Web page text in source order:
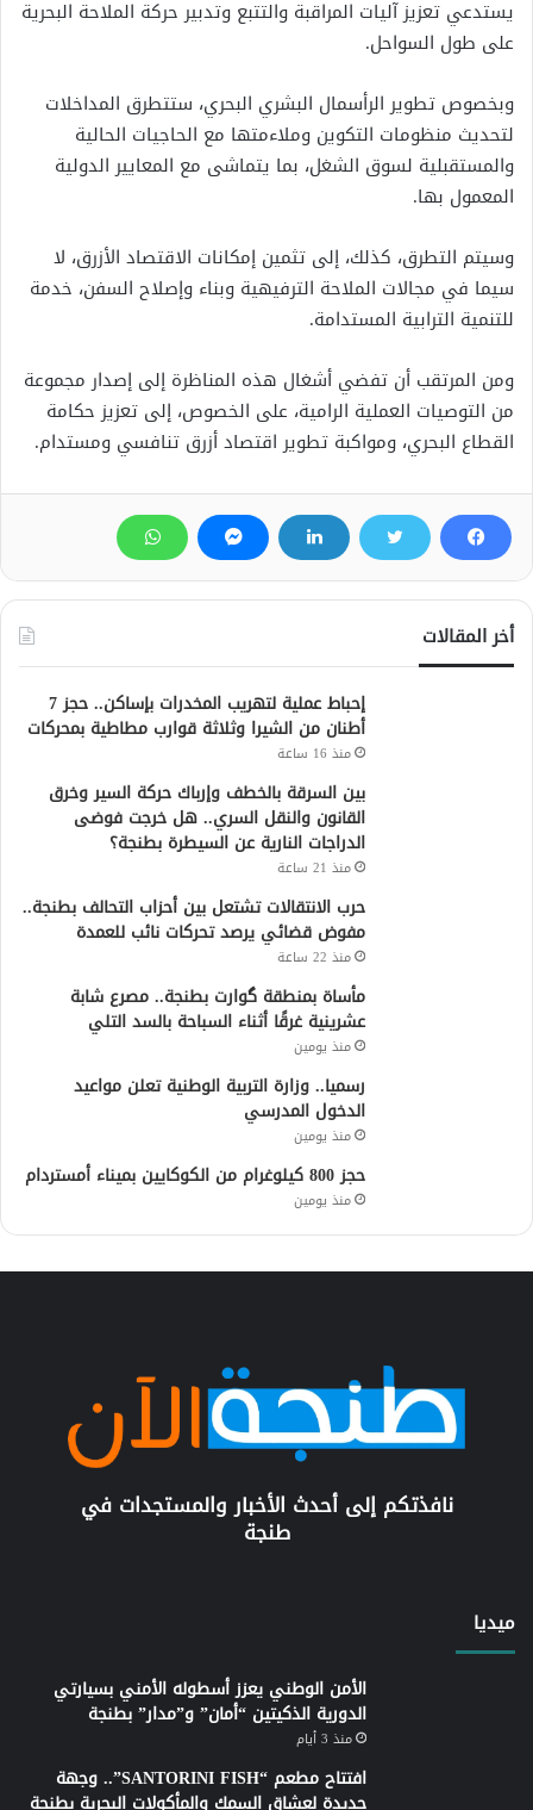
يستدعي تعزيز آليات المراقبة والتتبع وتدبير حركة الملاحة البحرية
على طول السواحل.
وبخصوص تطوير الرأسمال البشري البحري، ستتطرق المداخلات
لتحديث منظومات التكوين وملاءمتها مع الحاجيات الحالية
والمستقبلية لسوق الشغل، بما يتماشى مع المعايير الدولية
المعمول بها.
وسيتم التطرق، كذلك، إلى تثمين إمكانات الاقتصاد الأزرق، لا
سيما في مجالات الملاحة الترفيهية وبناء وإصلاح السفن، خدمة
للتنمية الترابية المستدامة.
ومن المرتقب أن تفضي أشغال هذه المناظرة إلى إصدار مجموعة
من التوصيات العملية الرامية، على الخصوص، إلى تعزيز حكامة
القطاع البحري، ومواكبة تطوير اقتصاد أزرق تنافسي ومستدام.
أخر المقالات
إحباط عملية لتهريب المخدرات بإساكن.. حجز 7
أطنان من الشيرا وثلاثة قوارب مطاطية بمحركات
منذ 16 ساعة
بين السرقة بالخطف وإرباك حركة السير وخرق
القانون والنقل السري.. هل خرجت فوضى
الدراجات النارية عن السيطرة بطنجة؟
منذ 21 ساعة
حرب الانتقالات تشتعل بين أحزاب التحالف بطنجة..
مفوض قضائي يرصد تحركات نائب للعمدة
منذ 22 ساعة
مأساة بمنطقة گوارت بطنجة.. مصرع شابة
عشرينية غرقًا أثناء السباحة بالسد التلي
منذ يومين
رسميا.. وزارة التربية الوطنية تعلن مواعيد
الدخول المدرسي
منذ يومين
حجز 800 كيلوغرام من الكوكايين بميناء أمستردام
منذ يومين
نافذتكم إلى أحدث الأخبار والمستجدات في
طنجة
ميديا
الأمن الوطني يعزز أسطوله الأمني بسيارتي
الدورية الذكيتين “أمان” و”مدار” بطنجة
منذ 3 أيام
افتتاح مطعم “SANTORINI FISH”.. وجهة
جديدة لعشاق السمك والمأكولات البحرية بطنجة